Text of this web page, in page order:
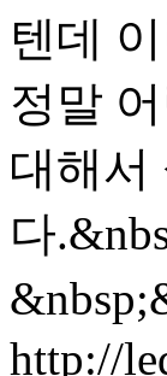
텐데
정말
대해서
다
http://